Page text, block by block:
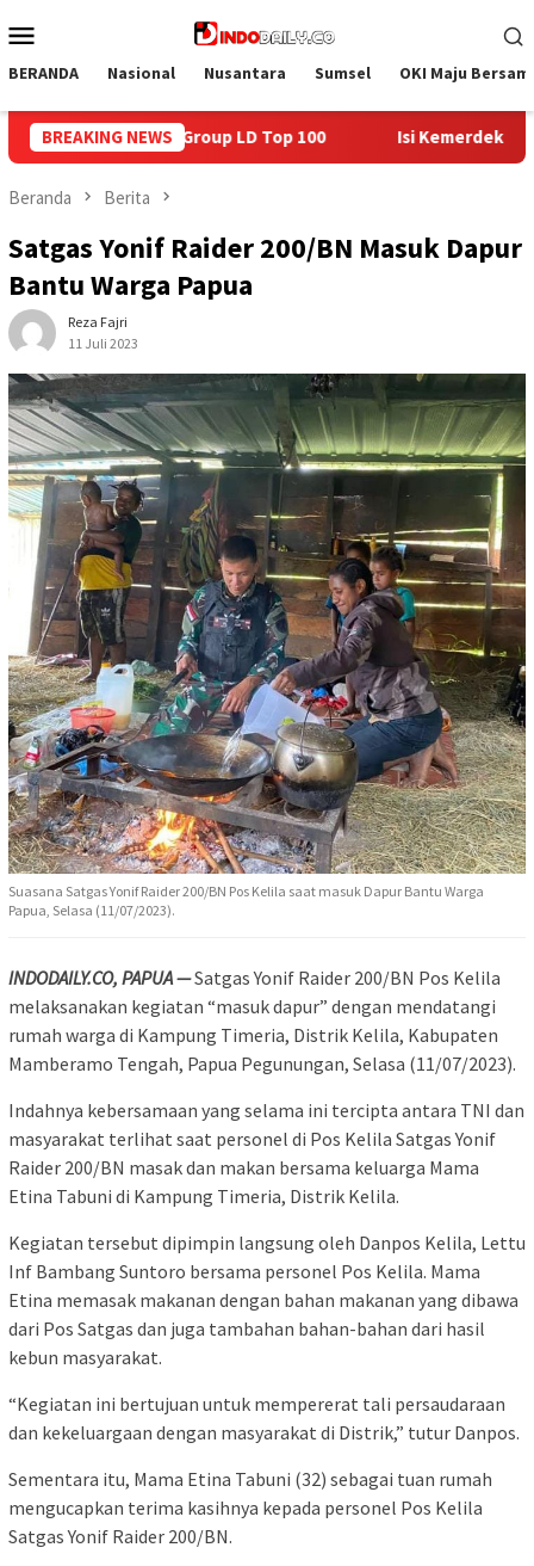
ke
Mobile
BERANDA Nasional Nusantara Sumsel OKI Maju
BREAKING NEWS
Isi Kemerdekaan dengan Kepedulian, Lapas Sekayu
Beranda Berita
Satgas Yonif Raider 200/BN Masuk Dapur
Bantu Warga Papua
Reza Fajri
11 Juli 2023
Suasana Satgas Yonif Raider 200/BN Pos Kelila saat masuk Dapur Bantu Warga
Papua, Selasa (11/07/2023).
INDODAILY.CO, PAPUA —Satgas Yonif Raider 200/BN Pos Kelila
melaksanakan kegiatan “masuk dapur” dengan mendatangi
rumah warga di Kampung Timeria, Distrik Kelila, Kabupaten
Mamberamo Tengah, Papua Pegunungan, Selasa (11/07/2023).
Indahnya kebersamaan yang selama ini tercipta antara TNI dan
masyarakat terlihat saat personel di Pos Kelila Satgas Yonif
Raider 200/BN masak dan makan bersama keluarga Mama
Etina Tabuni di Kampung Timeria, Distrik Kelila.
Kegiatan tersebut dipimpin langsung oleh Danpos Kelila, Lettu
Inf Bambang Suntoro bersama personel Pos Kelila. Mama
Etina memasak makanan dengan bahan makanan yang dibawa
dari Pos Satgas dan juga tambahan bahan-bahan dari hasil
kebun masyarakat.
“Kegiatan ini bertujuan untuk mempererat tali persaudaraan
dan kekeluargaan dengan masyarakat di Distrik,” tutur Danpos.
Sementara itu, Mama Etina Tabuni (32) sebagai tuan rumah
mengucapkan terima kasihnya kepada personel Pos Kelila
Satgas Yonif Raider 200/BN.